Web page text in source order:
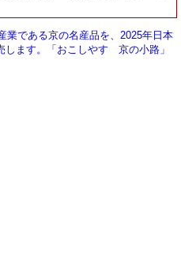
である京の名産品を、2025年日本
します。「おこしやす 京の小路」